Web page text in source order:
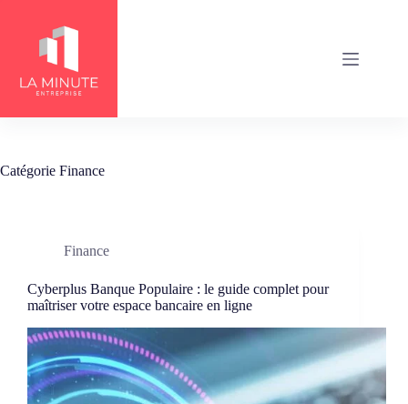
contenu
Catégorie Finance
Finance
Cyberplus Banque Populaire : le guide complet pour
maîtriser votre espace bancaire en ligne